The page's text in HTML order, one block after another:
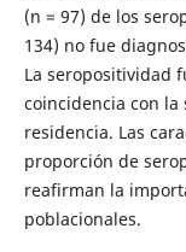
(n = 97) de los
134) no fue
La seropositividad
coincidencia con
residencia. Las
proporción de
reafirman la
poblacionales.